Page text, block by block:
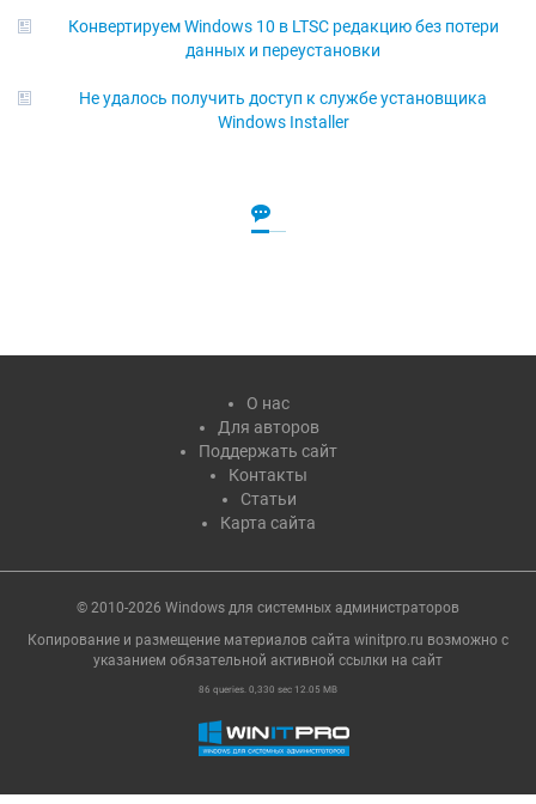
Конвертируем Windows 10 в LTSC редакцию без потери
данных и переустановки
Не удалось получить доступ к службе установщика
Windows Installer
О нас
Для авторов
Поддержать сайт
Контакты
Статьи
Карта сайта
© 2010-2026 Windows для системных администраторов
Копирование и размещение материалов сайта winitpro.ru возможно с
указанием обязательной активной ссылки на cайт
86 queries. 0,330 sec 12.05 MB